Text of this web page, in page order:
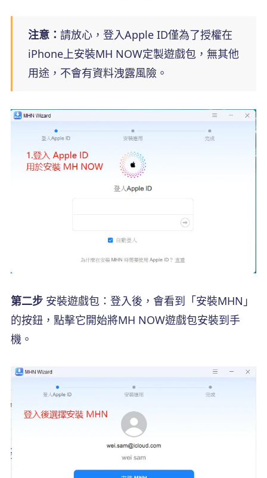
注意： 請放心，登入Apple ID僅為了授權在
iPhone上安裝MH NOW定製遊戲包，無其他
用途，不會有資料洩露風險。
第二步 安裝遊戲包：登入後，會看到「安裝MHN」
的按鈕，點擊它開始將MH NOW遊戲包安裝到手
機。